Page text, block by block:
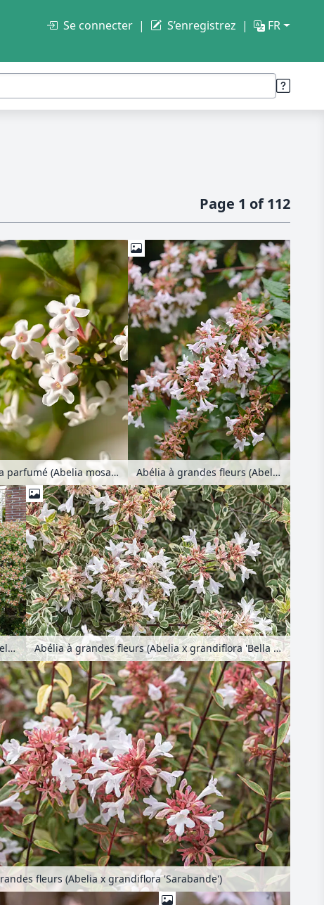
Se connecter S’enregistrez FR
Page 1 of 112
Abélia parfumé (Abelia mosanensis) Abélia à grandes fleurs (Abelia x grandiflora)
Abélia à grandes fleurs (Abelia x grandiflora) Abélia à grandes fleurs (Abelia x grandiflora 'Bella Donna')
fleurs (Abelia x grandiflora 'Sarabande')